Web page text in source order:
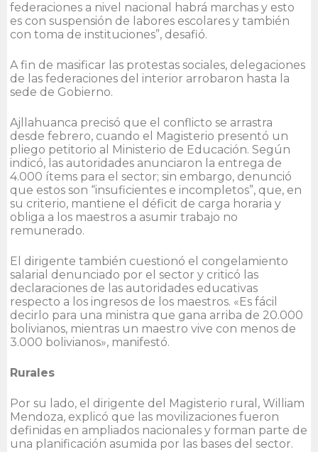
federaciones a nivel nacional habrá marchas y esto
es con suspensión de labores escolares y también
con toma de instituciones”, desafió.
A fin de masificar las protestas sociales, delegaciones
de las federaciones del interior arrobaron hasta la
sede de Gobierno.
Ajllahuanca precisó que el conflicto se arrastra
desde febrero, cuando el Magisterio presentó un
pliego petitorio al Ministerio de Educación. Según
indicó, las autoridades anunciaron la entrega de
4.000 ítems para el sector; sin embargo, denunció
que estos son “insuficientes e incompletos”, que, en
su criterio, mantiene el déficit de carga horaria y
obliga a los maestros a asumir trabajo no
remunerado.
El dirigente también cuestionó el congelamiento
salarial denunciado por el sector y criticó las
declaraciones de las autoridades educativas
respecto a los ingresos de los maestros. «Es fácil
decirlo para una ministra que gana arriba de 20.000
bolivianos, mientras un maestro vive con menos de
3.000 bolivianos», manifestó.
Rurales
Por su lado, el dirigente del Magisterio rural, William
Mendoza, explicó que las movilizaciones fueron
definidas en ampliados nacionales y forman parte de
una planificación asumida por las bases del sector.